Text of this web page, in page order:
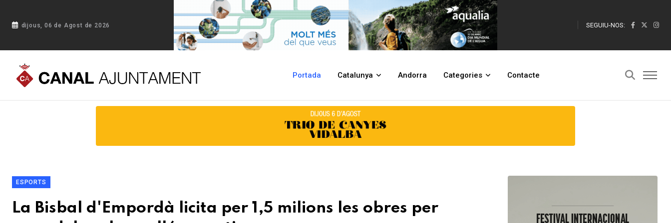
dijous, 06 de Agost de 2026 SEGUIU-NOS:
Portada Catalunya Andorra Categories Contacte
Portada Blog La Bisbal d'Empordà licita per 1,5 milions les obres per remodelar el pavelló esportiu
ESPORTS
La Bisbal d'Empordà licita per 1,5 milions les obres per